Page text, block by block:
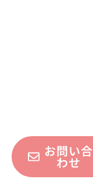
お問い合
わせ